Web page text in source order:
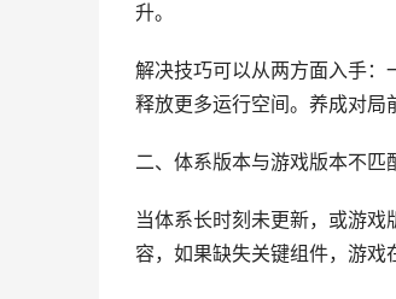
升。
解决技巧可以从两方面入手：
释放更多运行空间。养成对局
二、体系版本与游戏版本不匹
当体系长时刻未更新，或游
容，如果缺失关键组件，游戏